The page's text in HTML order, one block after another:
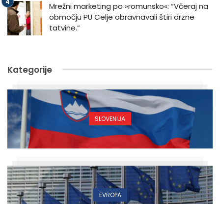
Mrežni marketing po »romunsko«: “Včeraj na
območju PU Celje obravnavali štiri drzne
tatvine.”
Kategorije
SLOVENIJA
EVROPA